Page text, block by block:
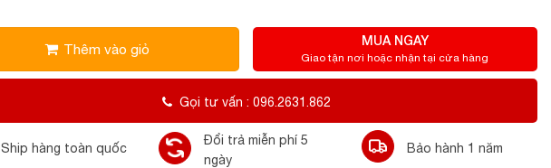
Thêm vào giỏ MUA NGAY
Giao tận nơi hoặc nhận tại cửa hàng
Gọi tư vấn : 096.2631.862
Ship hàng toàn quốc
Đổi trả miễn phí 5
ngày
Bảo hành 1 năm